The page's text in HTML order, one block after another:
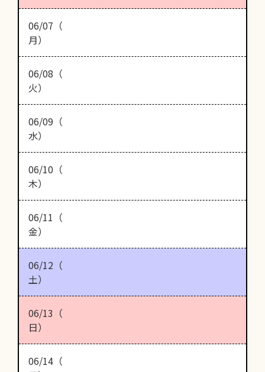
06/07（
月）
06/08（
火）
06/09（
水）
06/10（
木）
06/11（
金）
06/12（
土）
06/13（
日）
06/14（